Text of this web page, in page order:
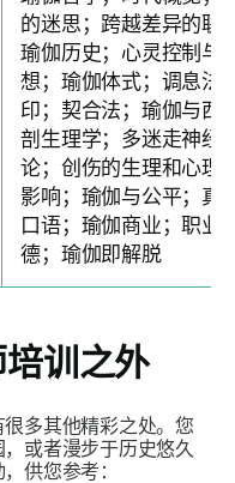
的迷思；跨越差异的联
瑜伽历史；心灵控制与
想；瑜伽体式；调息法
印；契合法；瑜伽与西
剖生理学；多迷走神经
论；创伤的生理和心理
影响；瑜伽与公平；真
口语；瑜伽商业；职业
德；瑜伽即解脱
训之外
多其他精彩之处。您
或者漫步于历史悠久
供您参考：